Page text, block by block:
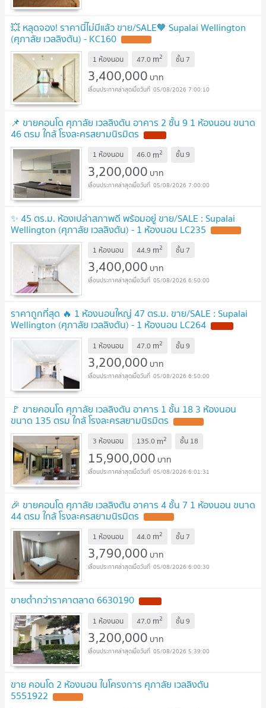
💥 หลุดจอง! ราคานี้ไม่มีแล้ว ขาย/SALE🧡 Supalai Wellington
(ศุภาลัย เวลลิงตัน) - KC160
1 ห้องนอน 47.0 m2 ชั้น 7
3,400,000 บาท
05/08/2026 7:00:10
📌 ขายคอนโด ศุภาลัย เวลลิงตัน อาคาร 2 ชั้น 9 1 ห้องนอน ขนาด
46 ตรม ใกล้ โรงละครสยามนิรมิตร
1 ห้องนอน 46.0 m2 ชั้น9
3,200,000 บาท
05/08/2026 7:00:00
✨ 45 ตร.ม. ห้องเปล่าสภาพดี พร้อมอยู่ ขาย/SALE : Supalai
Wellington (ศุภาลัย เวลลิงตัน) - 1 ห้องนอน LC235
1 ห้องนอน 44.9 m2 ชั้น 7
3,400,000 บาท
05/08/2026 6:50:00
ราคาถูกที่สุด 🔥 1 ห้องนอนใหญ่ 47 ตร.ม. ขาย/SALE : Supalai
Wellington (ศุภาลัย เวลลิงตัน) - 1 ห้องนอน LC264
1 ห้องนอน 47.0 m2 ชั้น9
3,200,000 บาท
05/08/2026 6:50:00
🚩 ขายคอนโด ศุภาลัย เวลลิงตัน อาคาร 1 ชั้น 18 3 ห้องนอน
ขนาด 135 ตรม ใกล้ โรงละครสยามนิรมิตร
3 ห้องนอน 135.0 m2 ชั้น 18
15,900,000 บาท
05/08/2026 6:01:31
🎉 ขายคอนโด ศุภาลัย เวลลิงตัน อาคาร 4 ชั้น 7 1 ห้องนอน ขนาด
44 ตรม ใกล้ โรงละครสยามนิรมิตร
1 ห้องนอน 44.0 m2 ชั้น 7
3,790,000 บาท
05/08/2026 6:00:30
ขายต่ำกว่าราคาตลาด 6630190
1 ห้องนอน 47.0 m2 ชั้น9
3,200,000 บาท
05/08/2026 5:39:00
ขาย คอนโด 2 ห้องนอน ในโครงการ ศุภาลัย เวลลิงตัน
5551922